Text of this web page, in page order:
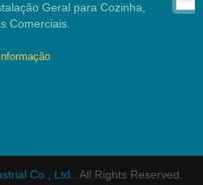
Geral para Cozinha,
Comerciais.
Co., Ltd.. All Rights Reserved.